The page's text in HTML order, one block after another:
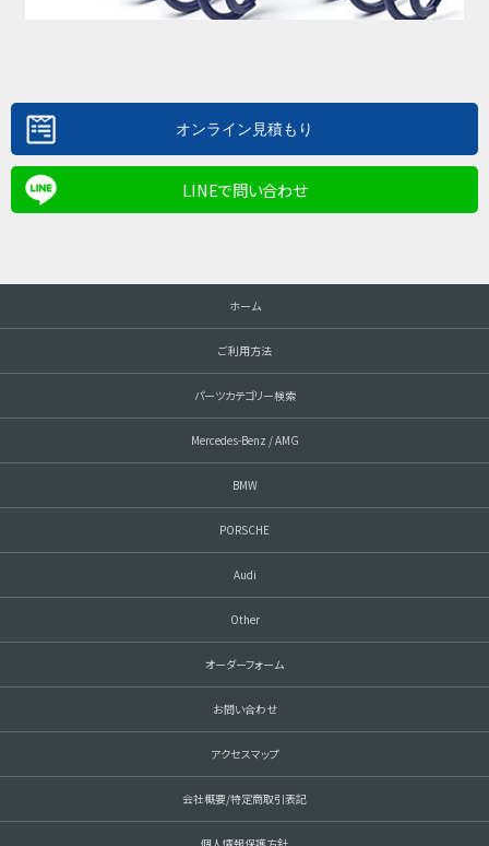
LINEで問い合わせ
ホーム
ご利用方法
パーツカテゴリー検索
Mercedes-Benz / AMG
BMW
PORSCHE
Audi
Other
オーダーフォーム
お問い合わせ
アクセスマップ
会社概要/特定商取引表記